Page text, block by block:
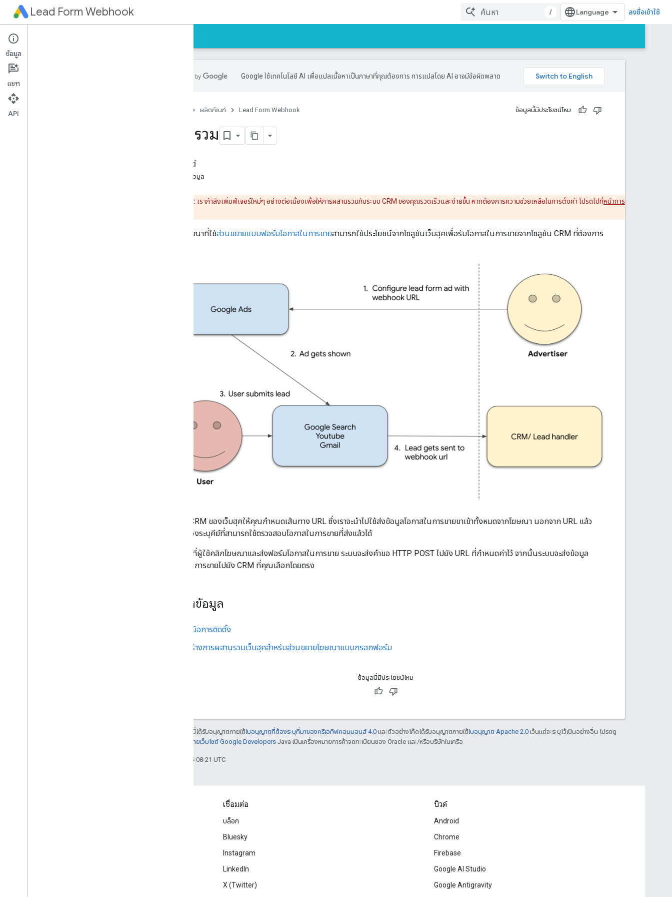
Lead Form Webhook / ลงชื่อเข้าใช้
ภาพรวม
การใช้งาน
Google ใช้เทคโนโลยี AI เพื่อแปลเนื้อหาเป็นภาษาที่คุณต้องการ การแปลโดย AI อาจมีข้อผิดพลาด
ผลิตภัณฑ์ Lead Form Webhook ข้อมูลนี้มีประโยชน์ไหม
ภาพรวม
ในหน้านี้
แหล่งข้อมูล
ข้อควรระวัง: เรากำลังเพิ่มฟีเจอร์ใหม่ๆ อย่างต่อเนื่องเพื่อให้การผสานรวมกับระบบ CRM ของคุณรวดเร็วและง่ายขึ้น หากต้องการความช่วยเหลือในการตั้งค่า โปรดไปที่หน้าการ
ผู้ลงโฆษณาที่ใช้ส่วนขยายแบบฟอร์มโอกาสในการขายสามารถใช้ประโยชน์จากโซลูชันเว็บฮุคเพื่อรับโอกาสในการขายจากโซลูชัน CRM ที่ต้องการ
โซลูชัน CRM ของเว็บฮุคให้คุณกำหนดเส้นทาง URL ซึ่งเราจะนำไปใช้ส่งข้อมูลโอกาสในการขายขาเข้าทั้งหมดจากโฆษณา นอกจาก URL แล้ว
คุณจะต้องระบุคีย์ที่สามารถใช้ตรวจสอบโอกาสในการขายที่ส่งแล้วได้
หลังจากที่ผู้ใช้คลิกโฆษณาและส่งฟอร์มโอกาสในการขาย ระบบจะส่งคำขอ HTTP POST ไปยัง URL ที่กำหนดค่าไว้ จากนั้นระบบจะส่งข้อมูล
โอกาสในการขายไปยัง CRM ที่คุณเลือกโดยตรง
แหล่งข้อมูล
คู่มือการติดตั้ง
สร้างการผสานรวมเว็บฮุคสําหรับส่วนขยายโฆษณาแบบกรอกฟอร์ม
ข้อมูลนี้มีประโยชน์ไหม
เนื้อหาของหน้าเว็บนี้ได้รับอนุญาตภายใต้ใบอนุญาตที่ต้องระบุที่มาของครีเอทีฟคอมมอนส์ 4.0 และตัวอย่างโค้ดได้รับอนุญาตภายใต้ใบอนุญาต Apache 2.0 เว้นแต่จะระบุไว้เป็นอย่างอื่น โปรดดู
นโยบายเว็บไซต์ Google Developers Java เป็นเครื่องหมายการค้าจดทะเบียนของ Oracle และ/หรือบริษัทในเครือ
อัปเดตล่าสุด 2025-08-21 UTC
เชื่อมต่อ
บล็อก
Bluesky
Instagram
LinkedIn
X (Twitter)
บิวด์
Android
Chrome
Firebase
Google AI Studio
Google Antigravity
ข้อมูล
แชท
API